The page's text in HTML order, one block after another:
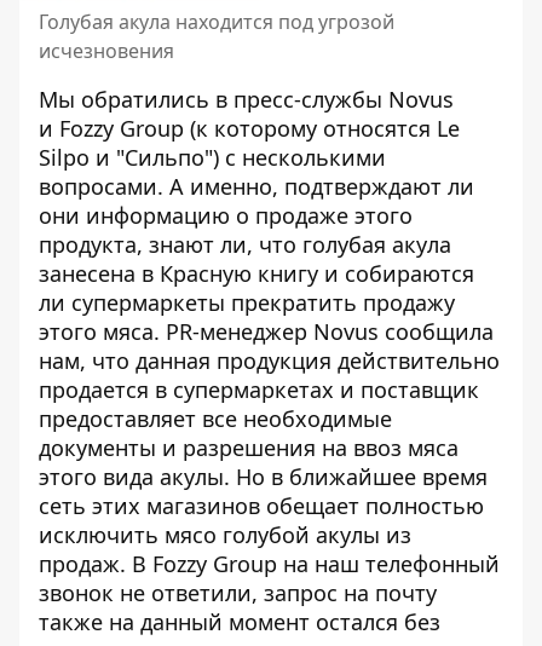
Голубая акула находится под угрозой
исчезновения
Мы обратились в пресс-службы Novus
и Fozzy Group (к которому относятся Le
Silpo и "Сильпо") с несколькими
вопросами. А именно, подтверждают ли
они информацию о продаже этого
продукта, знают ли, что голубая акула
занесена в Красную книгу и собираются
ли супермаркеты прекратить продажу
этого мяса. PR-менеджер Novus сообщила
нам, что данная продукция действительно
продается в супермаркетах и поставщик
предоставляет все необходимые
документы и разрешения на ввоз мяса
этого вида акулы. Но в ближайшее время
сеть этих магазинов обещает полностью
исключить мясо голубой акулы из
продаж. В Fozzy Group на наш телефонный
звонок не ответили, запрос на почту
также на данный момент остался без